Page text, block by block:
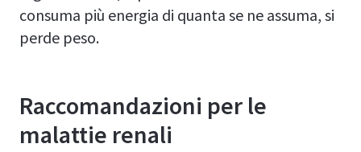
consuma più energia di quanta se ne assuma, si
perde peso.
Raccomandazioni per le
malattie renali